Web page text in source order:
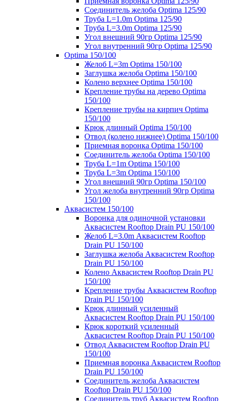
Соединитель желоба Optima 125/90
Труба L=1.0m Optima 125/90
Труба L=3.0m Optima 125/90
Угол внешний 90гр Optima 125/90
Угол внутренний 90гр Optima 125/90
Optima 150/100
Желоб L=3m Optima 150/100
Заглушка желоба Optima 150/100
Колено верхнее Optima 150/100
Крепление трубы на дерево Optima
150/100
Крепление трубы на кирпич Optima
150/100
Крюк длинный Optima 150/100
Отвод (колено нижнее) Optima 150/100
Приемная воронка Optima 150/100
Соединитель желоба Optima 150/100
Труба L=1m Optima 150/100
Труба L=3m Optima 150/100
Угол внешний 90гр Optima 150/100
Угол желоба внутренний 90гр Optima
150/100
Аквасистем 150/100
Воронка для одиночной установки
Аквасистем Rooftop Drain PU 150/100
Желоб L=3.0m Аквасистем Rooftop
Drain PU 150/100
Заглушка желоба Аквасистем Rooftop
Drain PU 150/100
Колено Аквасистем Rooftop Drain PU
150/100
Крепление трубы Аквасистем Rooftop
Drain PU 150/100
Крюк длинный усиленный
Аквасистем Rooftop Drain PU 150/100
Крюк короткий усиленный
Аквасистем Rooftop Drain PU 150/100
Отвод Аквасистем Rooftop Drain PU
150/100
Приемная воронка Аквасистем Rooftop
Drain PU 150/100
Соединитель желоба Аквасистем
Rooftop Drain PU 150/100
Соединитель труб Аквасистем Rooftop